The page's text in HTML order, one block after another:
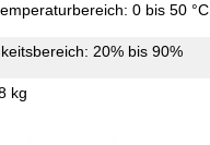
0 bis 50 °C
20% bis 90%
kg